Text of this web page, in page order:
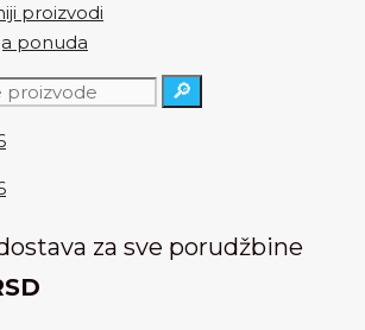
proizvodi
ponuda
🔎
za sve porudžbine